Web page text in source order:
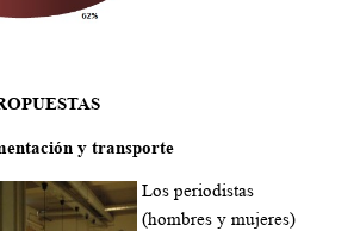
y transporte
Los periodistas
(hombres y mujeres)